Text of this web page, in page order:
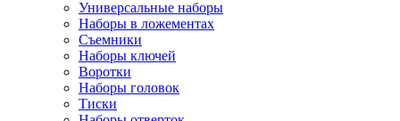
Универсальные наборы
Наборы в ложементах
Съемники
Наборы ключей
Воротки
Наборы головок
Тиски